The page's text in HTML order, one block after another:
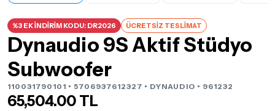
%3 EK İNDİRİM KODU: DR2026 ÜCRETSİZ TESLİMAT
Dynaudio 9S Aktif Stüdyo
Subwoofer
110031790101 • 5706937612327 • DYNAUDIO • 961232
65,504.00 TL